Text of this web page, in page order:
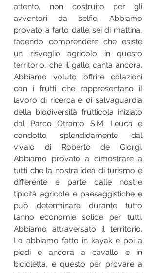
attento, non costruito per gli
avventori da selfie. Abbiamo
provato a farlo dalle sei di mattina,
facendo comprendere che esiste
un risveglio agricolo in questo
territorio, che il gallo canta ancora.
Abbiamo voluto offrire colazioni
con i frutti che rappresentano il
lavoro di ricerca e di salvaguardia
della biodiversità frutticola iniziato
dal Parco Otranto S.M. Leuca e
condotto splendidamente dal
vivaio di Roberto de Giorgi.
Abbiamo provato a dimostrare a
tutti che la nostra idea di turismo è
differente e parte dalle nostre
tipicità agricole e paesaggistiche e
può determinare durante tutto
l’anno economie solide per tutti.
Abbiamo attraversato il territorio.
Lo abbiamo fatto in kayak e poi a
piedi e ancora a cavallo e in
bicicletta, e questo per provare a